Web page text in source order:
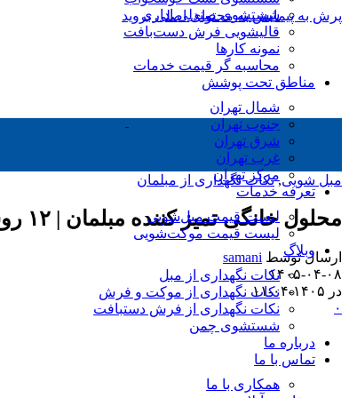
پرش به پیمایشبه محتوای اصلی بروید
شستشوی صندلی اداری
قالیشویی فرش دست‌بافت
نمونه کارها
محاسبه گر قیمت خدمات
مناطق تحت پوشش
شمال تهران
جنوب تهران
شرق تهران
غرب تهران
مرکز تهران
تعرفه خدمات
لیست قیمت مبل‌شویی
لیست قیمت موکت‌شویی
وبلاگ
نکات نگهداری از مبل
نکات نگهداری از موکت و فرش
نکات نگهداری از فرش دستبافت
شستشوی چمن
درباره ما
تماس با ما
همکاری با ما
مبل شویی,نکات نگهداری از مبلمان
محلول خانگی تمیز کننده مبلمان | ۱۲ روش مؤثر برای پاک کردن لکه مبل بدون آسیب
ارسال توسط samani
۱۴۰۵-۰۴-۰۸
در ۱۴۰۵-۰۴-۱۱
۰